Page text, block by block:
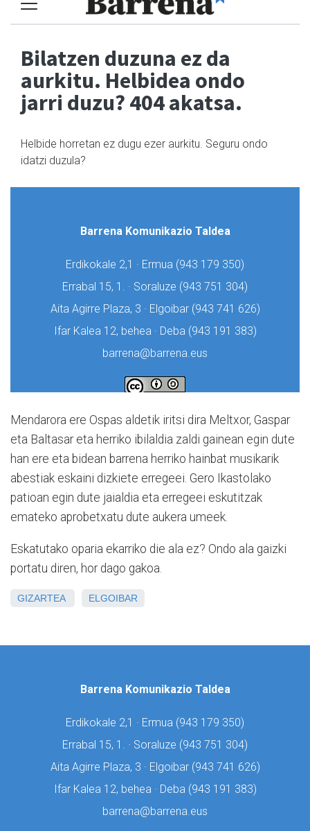
Mendarora ere Ospas aldetik iritsi dira Meltxor, Gaspar
eta Baltasar eta herriko ibilaldia zaldi gainean egin dute
han ere eta bidean barrena herriko hainbat musikarik
abestiak eskaini dizkiete erregeei. Gero Ikastolako
patioan egin dute jaialdia eta erregeei eskutitzak
emateko aprobetxatu dute aukera umeek.
Eskatutako oparia ekarriko die ala ez? Ondo ala gaizki
portatu diren, hor dago gakoa.
GIZARTEA ELGOIBAR
Barrena Komunikazio Taldea
Erdikokale 2,1 · Ermua (943 179 350)
Errabal 15, 1. · Soraluze (943 751 304)
Aita Agirre Plaza, 3 · Elgoibar (943 741 626)
Ifar Kalea 12, behea · Deba (943 191 383)
barrena@barrena.eus